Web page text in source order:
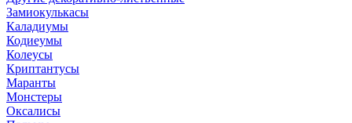
Замиокулькасы
Каладиумы
Кодиеумы
Колеусы
Криптантусы
Маранты
Монстеры
Оксалисы